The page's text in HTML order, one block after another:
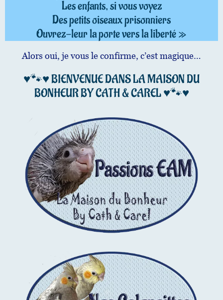
Les enfants, si vous voyez
Des petits oiseaux prisonniers
Ouvrez-leur la porte vers la liberté »
Alors oui, je vous le confirme, c’est magique…
♥️🐾♥️ BIENVENUE DANS LA MAISON DU
BONHEUR BY CATH & CAREL ♥️🐾♥️